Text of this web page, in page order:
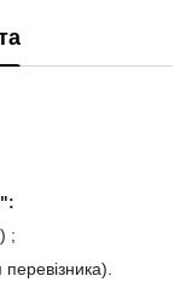
;